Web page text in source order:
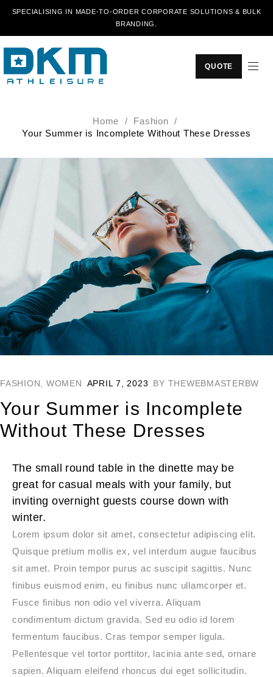
SPECIALISING IN MADE-TO-ORDER CORPORATE SOLUTIONS & BULK
BRANDING.
QUOTE
Home / Fashion
/
Your Summer is Incomplete Without These Dresses
FASHION, WOMEN APRIL 7, 2023 BY THEWEBMASTERBW
Your Summer is Incomplete
Without These Dresses
The small round table in the dinette may be
great for casual meals with your family, but
inviting overnight guests course down with
winter.
Lorem ipsum dolor sit amet, consectetur adipiscing elit.
Quisque pretium mollis ex, vel interdum augue faucibus
sit amet. Proin tempor purus ac suscipit sagittis. Nunc
finibus euismod enim, eu finibus nunc ullamcorper et.
Fusce finibus non odio vel viverra. Aliquam
condimentum dictum gravida. Sed eu odio id lorem
fermentum faucibus. Cras tempor semper ligula.
Pellentesque vel tortor porttitor, lacinia ante sed, ornare
sapien. Aliquam eleifend rhoncus dui eget sollicitudin.